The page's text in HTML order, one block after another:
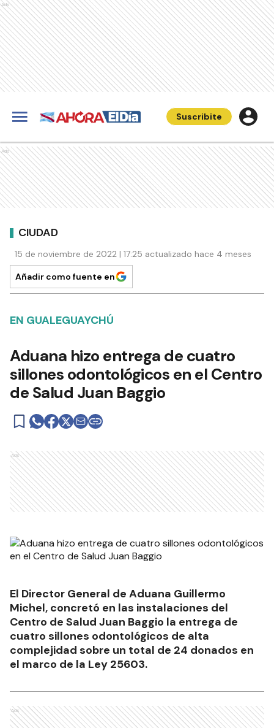
Ads
Suscribite
Ads
CIUDAD
15 de noviembre de 2022 | 17:25 actualizado hace 4 meses
Añadir como fuente en
EN GUALEGUAYCHÚ
Aduana hizo entrega de cuatro
sillones odontológicos en el Centro
de Salud Juan Baggio
Ads
El Director General de Aduana Guillermo
Michel, concretó en las instalaciones del
Centro de Salud Juan Baggio la entrega de
cuatro sillones odontológicos de alta
complejidad sobre un total de 24 donados en
el marco de la Ley 25603.
Ads